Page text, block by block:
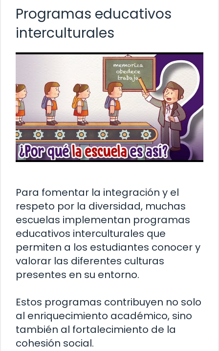
Programas educativos
interculturales
Para fomentar la integración y el
respeto por la diversidad, muchas
escuelas implementan programas
educativos interculturales que
permiten a los estudiantes conocer y
valorar las diferentes culturas
presentes en su entorno.
Estos programas contribuyen no solo
al enriquecimiento académico, sino
también al fortalecimiento de la
cohesión social.